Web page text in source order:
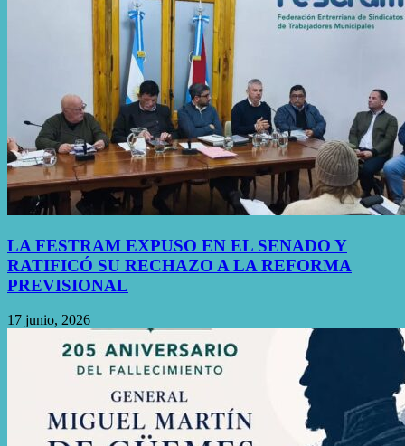
LA FESTRAM EXPUSO EN EL SENADO Y
RATIFICÓ SU RECHAZO A LA REFORMA
PREVISIONAL
17 junio, 2026